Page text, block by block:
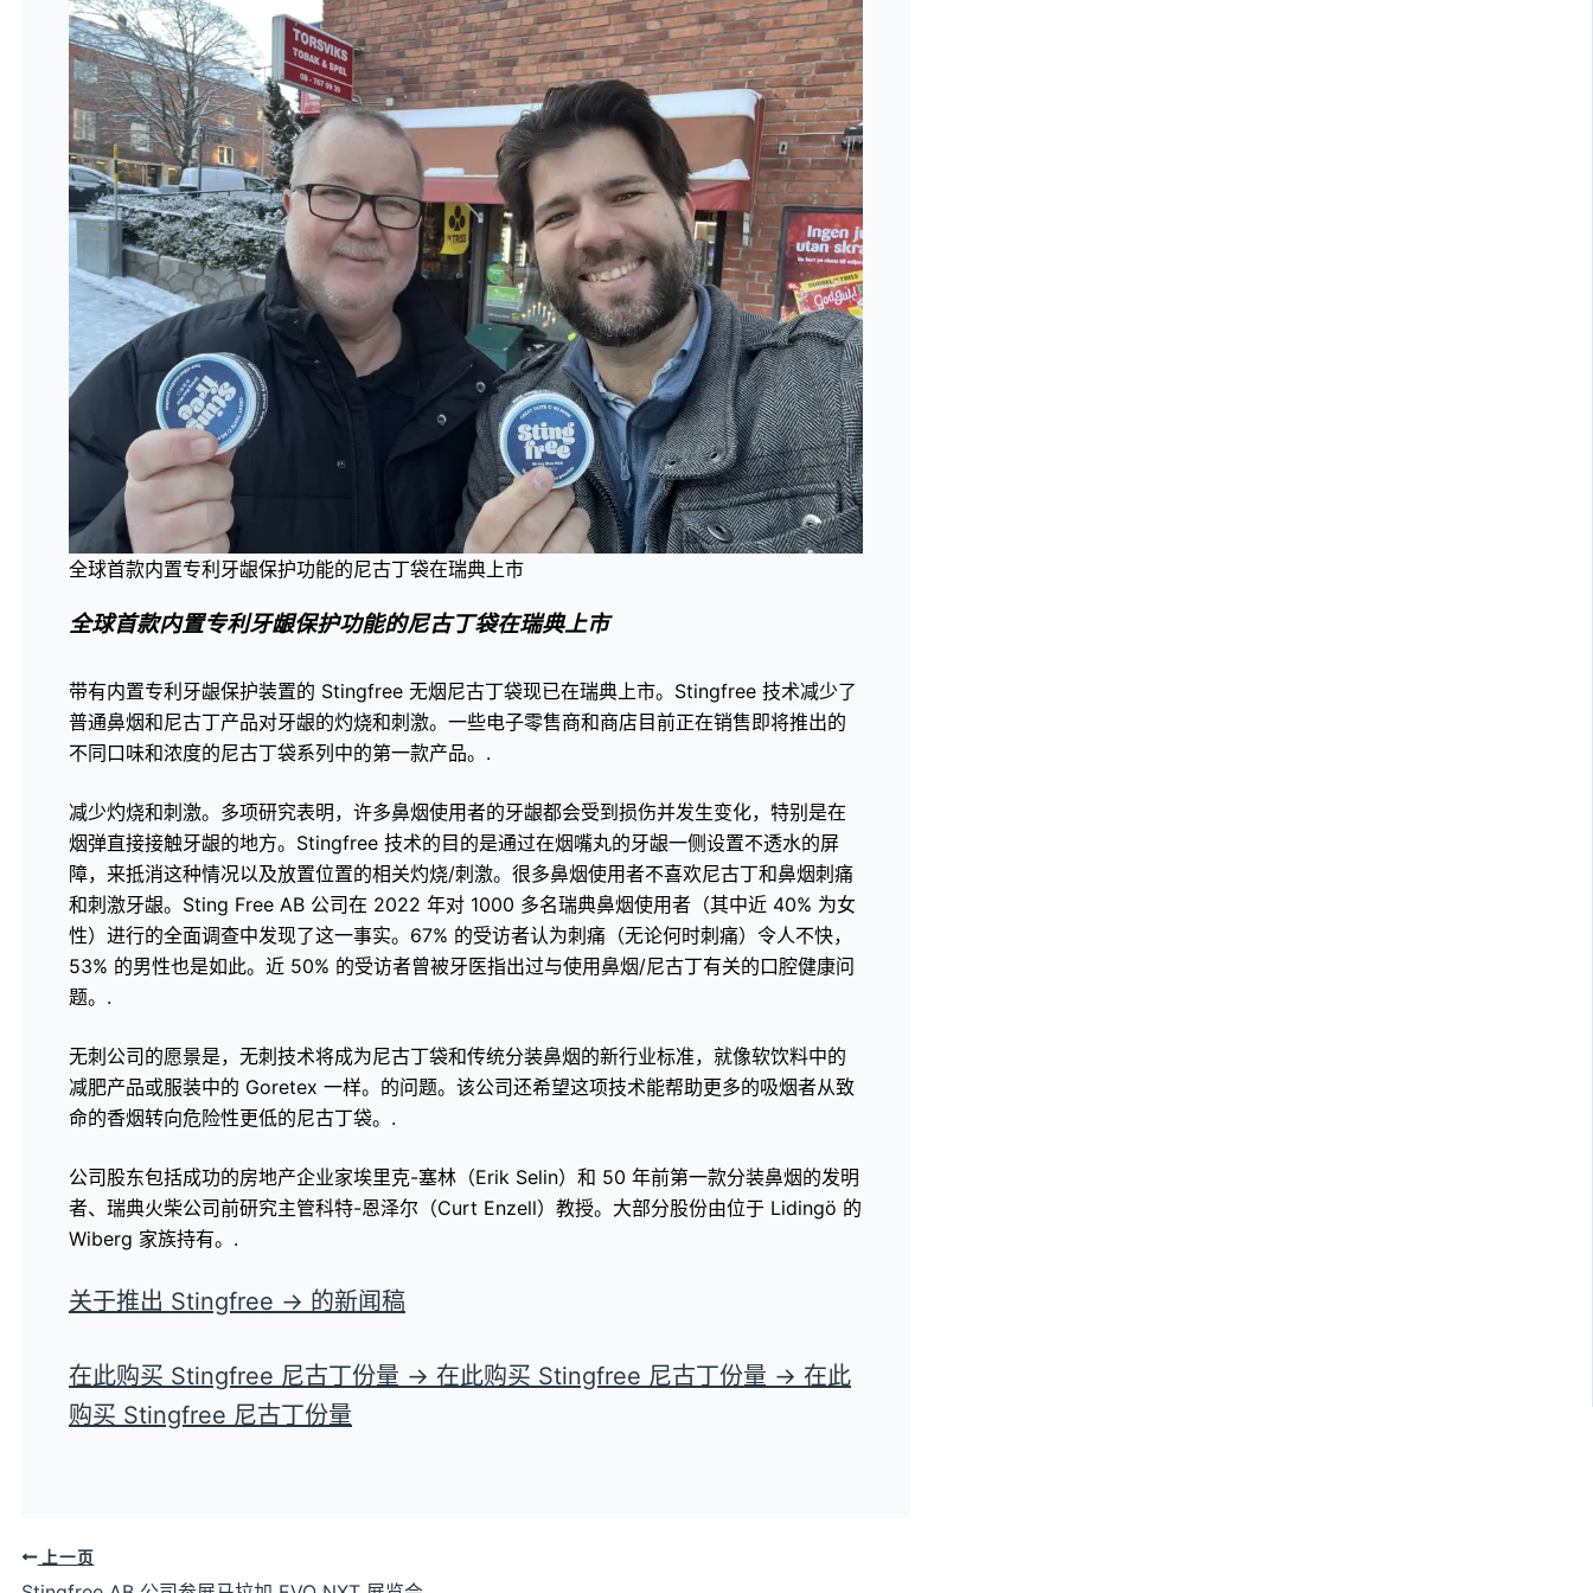
全球首款内置专利牙龈保护功能的尼古丁袋在瑞典上市
全球首款内置专利牙龈保护功能的尼古丁袋在瑞典上市
带有内置专利牙龈保护装置的 Stingfree 无烟尼古丁袋现已在瑞典上市。Stingfree 技术减少了
普通鼻烟和尼古丁产品对牙龈的灼烧和刺激。一些电子零售商和商店目前正在销售即将推出的
不同口味和浓度的尼古丁袋系列中的第一款产品。.
减少灼烧和刺激。多项研究表明，许多鼻烟使用者的牙龈都会受到损伤并发生变化，特别是在
烟弹直接接触牙龈的地方。Stingfree 技术的目的是通过在烟嘴丸的牙龈一侧设置不透水的屏
障，来抵消这种情况以及放置位置的相关灼烧/刺激。很多鼻烟使用者不喜欢尼古丁和鼻烟刺痛
和刺激牙龈。Sting Free AB 公司在 2022 年对 1000 多名瑞典鼻烟使用者（其中近 40% 为女
性）进行的全面调查中发现了这一事实。67% 的受访者认为刺痛（无论何时刺痛）令人不快，
53% 的男性也是如此。近 50% 的受访者曾被牙医指出过与使用鼻烟/尼古丁有关的口腔健康问
题。.
无刺公司的愿景是，无刺技术将成为尼古丁袋和传统分装鼻烟的新行业标准，就像软饮料中的
减肥产品或服装中的 Goretex 一样。的问题。该公司还希望这项技术能帮助更多的吸烟者从致
命的香烟转向危险性更低的尼古丁袋。.
公司股东包括成功的房地产企业家埃里克-塞林（Erik Selin）和 50 年前第一款分装鼻烟的发明
者、瑞典火柴公司前研究主管科特-恩泽尔（Curt Enzell）教授。大部分股份由位于 Lidingö 的
Wiberg 家族持有。.
关于推出 Stingfree → 的新闻稿
在此购买 Stingfree 尼古丁份量 → 在此购买 Stingfree 尼古丁份量 → 在此
购买 Stingfree 尼古丁份量
上一页